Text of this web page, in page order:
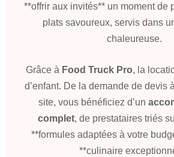
**offrir aux invités** un moment de
plats savoureux, servis dans
chaleureuse.
Grâce à Food Truck Pro, la
d’enfant. De la demande de devis
site, vous bénéficiez d’un
complet, de prestataires triés
**formules adaptées à votre
**culinaire